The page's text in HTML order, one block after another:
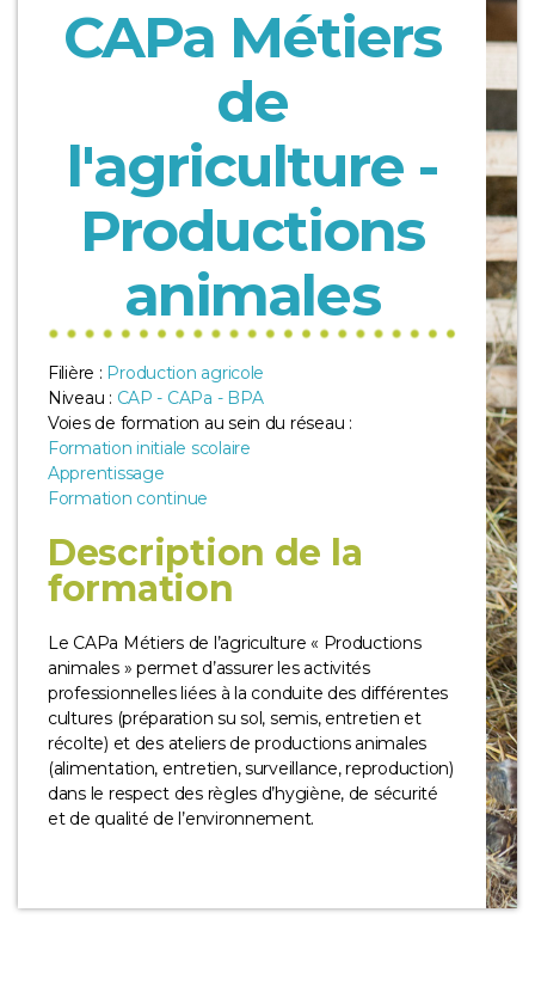
CAPa Métiers
de
l'agriculture -
Productions
animales
Filière : Production agricole
Niveau : CAP - CAPa - BPA
Voies de formation au sein du réseau :
Formation initiale scolaire
Apprentissage
Formation continue
Description de la
formation
Le CAPa Métiers de l’agriculture « Productions
animales » permet d’assurer les activités
professionnelles liées à la conduite des différentes
cultures (préparation su sol, semis, entretien et
récolte) et des ateliers de productions animales
(alimentation, entretien, surveillance, reproduction)
dans le respect des règles d’hygiène, de sécurité
et de qualité de l’environnement.